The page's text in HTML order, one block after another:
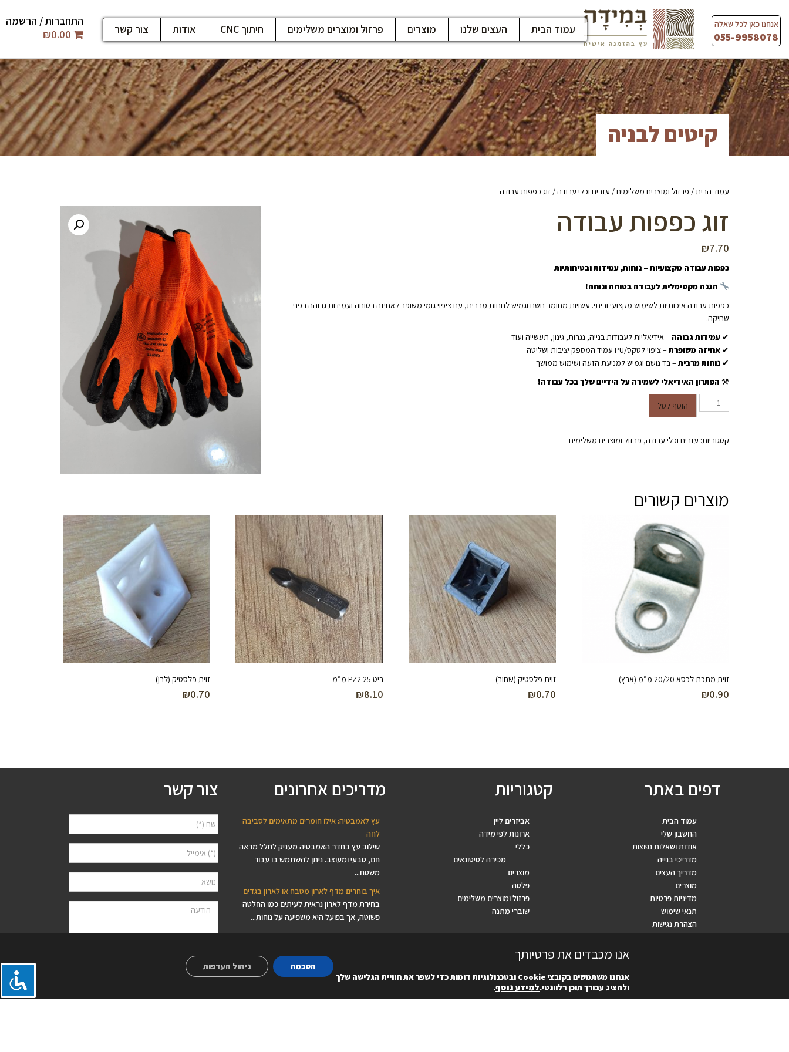
content
אנחנו כאן לכל שאלה
055-9958078
עמוד הבית העצים שלנו מוצרים פרזול ומוצרים משלימים חיתוך CNC אודות צור קשר
התחברות / הרשמה
₪0.00
קיטים לבניה
עמוד הבית/ פרזול ומוצרים משלימים/ עזרים וכלי עבודה/ זוג כפפות עבודה
זוג כפפות עבודה
₪7.70
כפפות עבודה מקצועיות – נוחות, עמידות ובטיחותיות
הגנה מקסימלית לעבודה בטוחה ונוחה!
כפפות עבודה איכותיות לשימוש מקצועי וביתי. עשויות מחומר נושם וגמיש לנוחות מרבית, עם ציפוי גומי משופר לאחיזה בטוחה ועמידות גבוהה בפני
שחיקה.
✔ עמידות גבוהה – אידיאליות לעבודות בנייה, נגרות, גינון, תעשייה ועוד
✔ אחיזה משופרת– ציפוי לטקס/PU עמיד המספק יציבות ושליטה
✔ נוחות מרבית– בד נושם וגמיש למניעת הזעה ושימוש ממושך
⚒ הפתרון האידיאלי לשמירה על הידיים שלך בכל עבודה!
כמות של זוג כפפות עבודה
הוסף לסל
קטגוריות: עזרים וכלי עבודה, פרזול ומוצרים משלימים
מוצרים קשורים
זוית מתכת לכסא 20/20 מ”מ (אבץ)
₪0.90
זוית פלסטיק (שחור)
₪0.70
ביט PZ2 25 מ”מ
₪8.10
זוית פלסטיק (לבן)
₪0.70
דפים באתר
עמוד הבית
החשבון שלי
אודות ושאלות נפוצות
מדריכי בנייה
מדריך העצים
מוצרים
מדיניות פרטיות
תנאי שימוש
הצהרת נגישות
שאלות נפוצות
קטגוריות
אביזרים ליין
ארונות לפי מידה
כללי
מכירה לסיטונאים
מוצרים
פלטה
פרזול ומוצרים משלימים
שוברי מתנה
מדריכים אחרונים
עץ לאמבטיה: אילו חומרים מתאימים לסביבה
לחה
שילוב עץ בחדר האמבטיה מעניק לחלל מראה
חם, טבעי ומעוצב. ניתן להשתמש בו עבור
משטח...
איך בוחרים מדף לארון מטבח או לארון בגדים
בחירת מדף לארון נראית לעיתים כמו החלטה
פשוטה, אך בפועל היא משפיעה על נוחות...
איך מתכננים אי למטבח מעץ לפי מידה?
האלמנטים המבוקשים ביותר בתכנון המטבח.
הוא...
צור קשר
אני מאשר/ת למסור את פרטיי לצורך יצירת קשר
אנו מכבדים את פרטיותך
אנחנו משתמשים בקובציCookie ובטכנולוגיות דומות כדי לשפר את חוויית הגלישה שלך
ולהציג עבורך תוכן רלוונטי.למידע נוסף.
הסכמה ניהול העדפות